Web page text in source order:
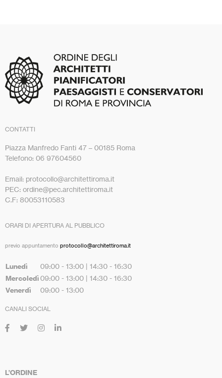
CONTATTI
Piazza Manfredo Fanti 47 – 00185 Roma
Telefono: 06 97604560
Email: protocollo@architettiroma.it
PEC: ordine@pec.architettiroma.it
C.F: 80053110583
ORARI DI APERTURA AL PUBBLICO
previo appuntamento protocollo@architettiroma.it
Lunedì 09:00 - 13:00 | 14:30 - 16:30
Mercoledì 09:00 - 13:00 | 14:30 - 16:30
Venerdì 09:00 - 13:00
CANALI SOCIAL
L’ORDINE